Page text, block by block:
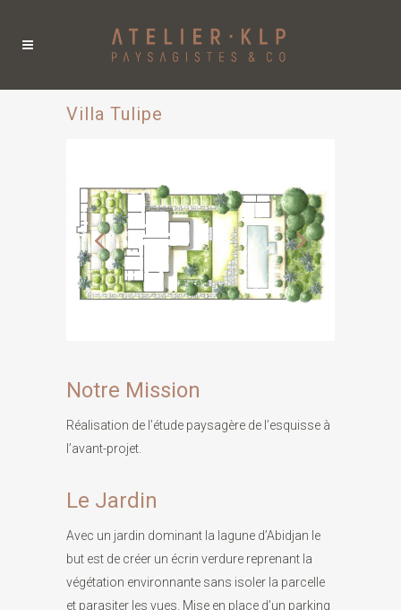
Villa Tulipe
Notre Mission
Réalisation de l’étude paysagère de l’esquisse à
l’avant-projet.
Le Jardin
Avec un jardin dominant la lagune d’Abidjan le
but est de créer un écrin verdure reprenant la
végétation environnante sans isoler la parcelle
et parasiter les vues. Mise en place d’un parking